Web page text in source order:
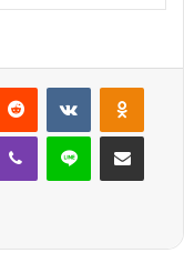
Reddit VKontakte
Viber Line E-Posta ile